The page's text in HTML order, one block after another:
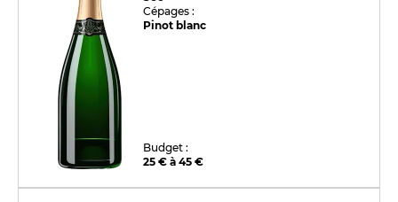
Cépages :
Pinot blanc
Budget :
25 € à 45 €